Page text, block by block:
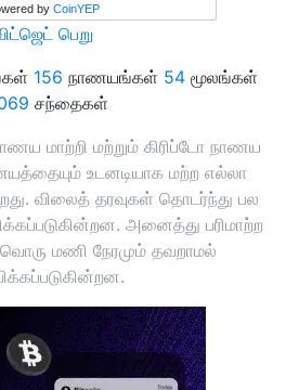
by CoinYEP
பெறு
156 நாணயங்கள் 54 மூலங்கள்
சந்தைகள்
மாற்றி மற்றும் கிரிப்டோ நாணய
உடனடியாக மற்ற எல்லா
விலைத் தரவுகள் தொடர்ந்து பல
அனைத்து பரிமாற்ற
மணி நேரமும் தவறாமல்